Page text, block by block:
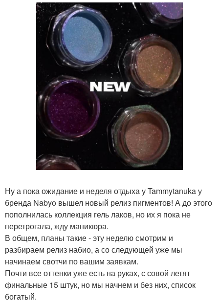
Ну а пока ожидание и неделя отдыха у Tammytanuka у
бренда Nabyo вышел новый релиз пигментов! А до этого
пополнилась коллекция гель лаков, но их я пока не
перетрогала, жду маникюра.
В общем, планы такие - эту неделю смотрим и
разбираем релиз набио, а со следующей уже мы
начинаем свотчи по вашим заявкам.
Почти все оттенки уже есть на руках, с совой летят
финальные 15 штук, но мы начнем и без них, список
богатый.